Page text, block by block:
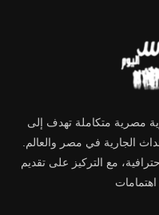
مصرية متكاملة تهدف إلى
الجارية في مصر والعالم.
مع التركيز على تقديم